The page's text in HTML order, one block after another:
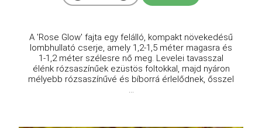
A 'Rose Glow' fajta egy felálló, kompakt növekedésű
lombhullató cserje, amely 1,2-1,5 méter magasra és
1-1,2 méter szélesre nő meg. Levelei tavasszal
élénk rózsaszínűek ezüstös foltokkal, majd nyáron
mélyebb rózsaszínűvé és bíborrá érlelődnek, ősszel